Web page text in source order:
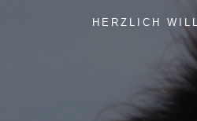
HERZLICH